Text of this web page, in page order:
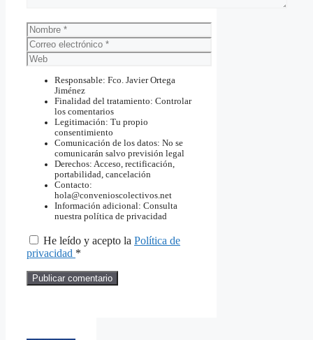
Nombre
Correo
electrónico
Web
Responsable: Fco. Javier Ortega
Jiménez
Finalidad del tratamiento: Controlar
los comentarios
Legitimación: Tu propio
consentimiento
Comunicación de los datos: No se
comunicarán salvo previsión legal
Derechos: Acceso, rectificación,
portabilidad, cancelación
Contacto:
hola@convenioscolectivos.net
Información adicional: Consulta
nuestra política de privacidad
He leído y acepto la Política de
privacidad *